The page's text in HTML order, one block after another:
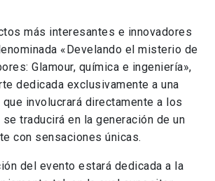
más interesantes e innovadores
«Develando el misterio de
Glamour, química e ingeniería»,
dedicada exclusivamente a una
involucrará directamente a los
traducirá en la generación de un
con sensaciones únicas.
del evento estará dedicada a la